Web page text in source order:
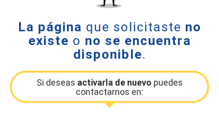
La página que solicitaste no
existe o no se encuentra
disponible.
Si deseas activarla de nuevo puedes
contactarnos en: